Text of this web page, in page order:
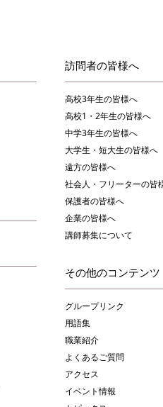
訪問者の皆様へ
高校3年生の皆様へ
高校1・2年生の皆様へ
中学3年生の皆様へ
大学生・短大生の皆様へ
遠方の皆様へ
社会人・フリーターの皆
保護者の皆様へ
企業の皆様へ
講師募集について
その他のコンテンツ
グループリンク
用語集
職業紹介
よくあるご質問
アクセス
イベント情報